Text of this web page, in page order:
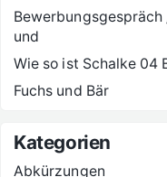
Bewerbungsgespräch
und
Wie so ist Schalke 04
Fuchs und Bär
Kategorien
Abkürzungen